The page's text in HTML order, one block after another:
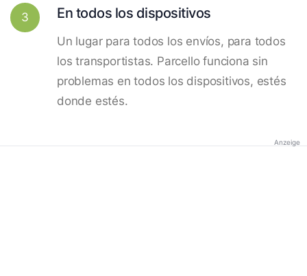
3 En todos los dispositivos
Un lugar para todos los envíos, para todos
los transportistas. Parcello funciona sin
problemas en todos los dispositivos, estés
donde estés.
Anzeige